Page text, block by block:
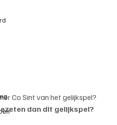
Co Sint van het gelijkspel?
dan dit gelijkspel?